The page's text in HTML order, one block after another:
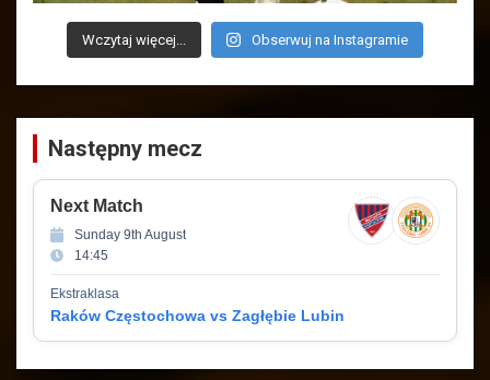
Wczytaj więcej... Obserwuj na Instagramie
Następny mecz
Next Match
Sunday 9th August
14:45
Ekstraklasa
Raków Częstochowa vs Zagłębie Lubin